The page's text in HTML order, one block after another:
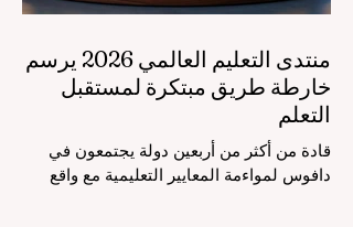
منتدى التعليم العالمي 2026 يرسم
خارطة طريق مبتكرة لمستقبل
التعلم
قادة من أكثر من أربعين دولة يجتمعون في
دافوس لمواءمة المعايير التعليمية مع واقع